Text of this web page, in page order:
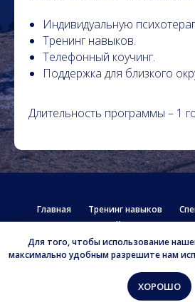
Индивидуальную
Тренинг навыков.
Телефонный коучинг.
Поддержка для близкого
Длительность программы – 1
Главная Тренинг навыков
Семейные связи
© 2025 Unity DBT
Для того, чтобы использование
максимально удобным разрешите нам
ХОРОШО